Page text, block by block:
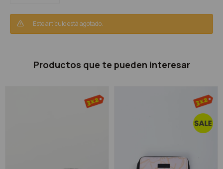
Este artículo está agotado.
Productos que te pueden interesar